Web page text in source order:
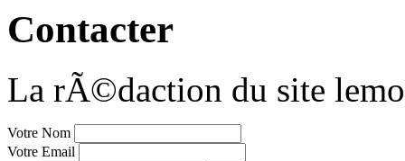
Contacter
La rÃ©daction du site
Votre Nom
Votre Email